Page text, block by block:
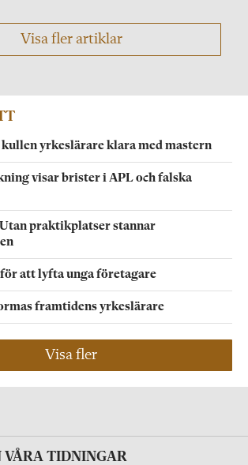
Visa fler artiklar
yrkeslärare klara med mastern
visar brister i APL och falska
praktikplatser stannar
att lyfta unga företagare
framtidens yrkeslärare
Visa fler
VÅRA TIDNINGAR